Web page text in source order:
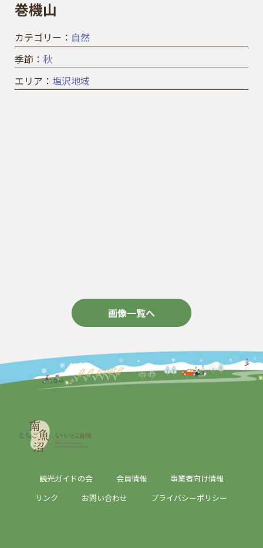
巻機山
カテゴリー： 自然
季節： 秋
エリア： 塩沢地域
画像一覧へ
観光ガイドの会 会員情報 事業者向け情報
リンク お問い合わせ プライバシーポリシー